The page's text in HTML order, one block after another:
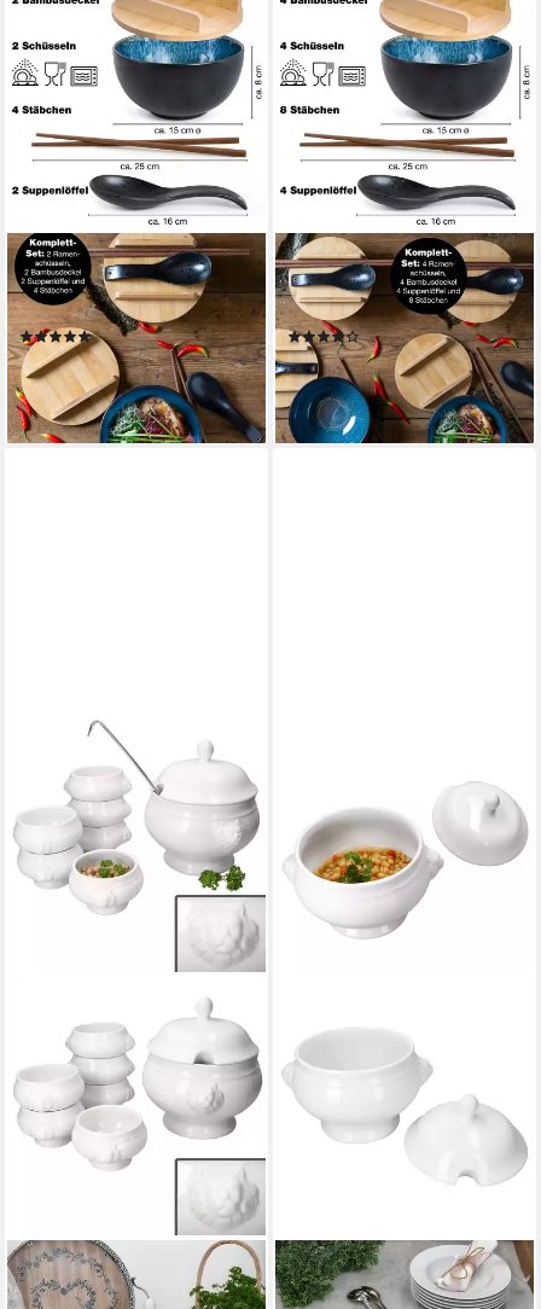
MORITZ & MORITZ
Suppenschüssel Moritz &
Moritz SOLID 2x Ramen Blau
(8)
34,99 €
lieferbar - in 3-4 Werktagen bei dir
MORITZ & MORITZ
Suppenschüssel SOLID 4x
Ramen Blau
(10)
59,99 € UVP69,99 €
-14%
lieferbar - in 3-4 Werktagen bei dir
MAMBOCAT
Suppenschüssel 7tlg Set LEO
MAMBOCAT
Suppenschüssel LEO